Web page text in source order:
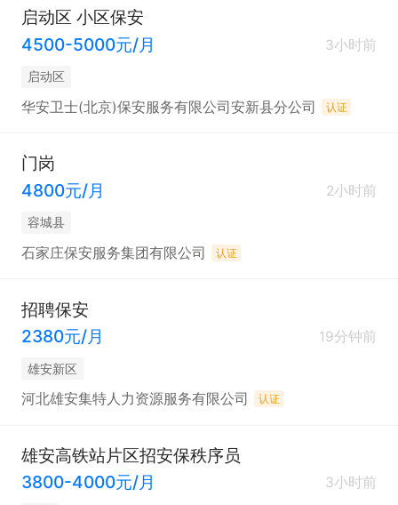
启动区 小区保安
4500-5000元/月
3小时前
启动区
华安卫士(北京)保安服务有限公司安新县分公司 认证
门岗
4800元/月
2小时前
容城县
石家庄保安服务集团有限公司 认证
招聘保安
2380元/月
19分钟前
雄安新区
河北雄安集特人力资源服务有限公司 认证
雄安高铁站片区招安保秩序员
3800-4000元/月
3小时前